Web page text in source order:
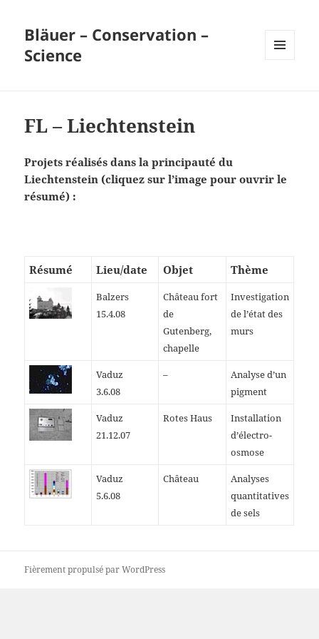
Bläuer – Conservation –
Science
FL – Liechtenstein
Projets réalisésdans la principauté du
Liechtenstein (cliquez sur l’image pour ouvrir le
résumé) :
Résumé Lieu/date Objet Thème
Balzers
15.4.08
Château fort
de
Gutenberg,
chapelle
Investigation
de l’état des
murs
Vaduz
3.6.08
–
Analyse d’un
pigment
Vaduz
21.12.07
Rotes Haus
Installation
d’électro-
osmose
Vaduz
5.6.08
Château
Analyses
quantitatives
de sels
Fièrement propulsé par WordPress